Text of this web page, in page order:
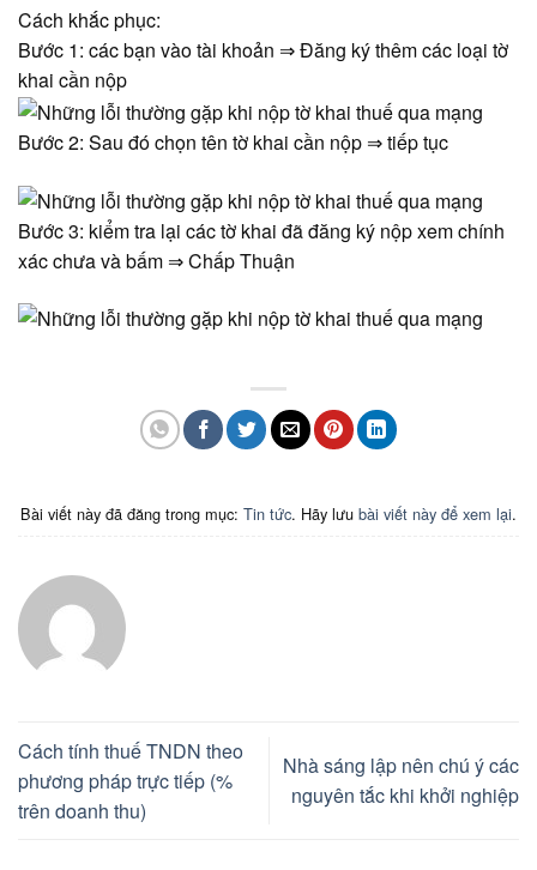
Cách khắc phục:
Bước 1: các bạn vào tài khoản ⇒ Đăng ký thêm các loại tờ
khai cần nộp
Bước 2: Sau đó chọn tên tờ khai cần nộp ⇒ tiếp tục
Bước 3: kiểm tra lại các tờ khai đã đăng ký nộp xem chính
xác chưa và bấm ⇒ Chấp Thuận
Bài viết này đã đăng trong mục: Tin tức. Hãy lưu bài viết này để xem lại.
Cách tính thuế TNDN theo
phương pháp trực tiếp (%
trên doanh thu)
Nhà sáng lập nên chú ý các
nguyên tắc khi khởi nghiệp